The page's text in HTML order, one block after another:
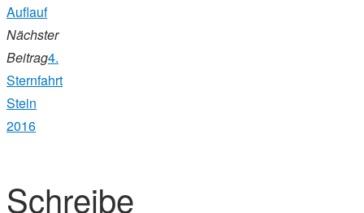
Auflauf
Nächster
Beitrag4.
Sternfahrt
Stein
2016
Schreibe